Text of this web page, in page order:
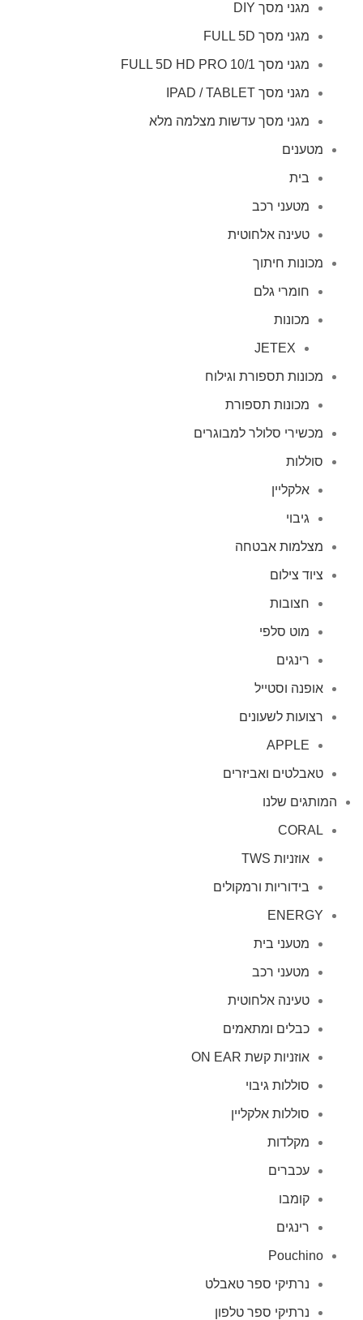
מגני מסך DIY
מגני מסך FULL 5D
מגני מסך FULL 5D HD PRO 10/1
מגני מסך IPAD / TABLET
מגני מסך עדשות מצלמה מלא
מטענים
בית
מטעני רכב
טעינה אלחוטית
מכונות חיתוך
חומרי גלם
מכונות
JETEX
מכונות תספורת וגילוח
מכונות תספורת
מכשירי סלולר למבוגרים
סוללות
אלקליין
גיבוי
מצלמות אבטחה
ציוד צילום
חצובות
מוט סלפי
רינגים
אופנה וסטייל
רצועות לשעונים
APPLE
טאבלטים ואביזרים
המותגים שלנו
CORAL
אוזניות TWS
בידוריות ורמקולים
ENERGY
מטעני בית
מטעני רכב
טעינה אלחוטית
כבלים ומתאמים
אוזניות קשת ON EAR
סוללות גיבוי
סוללות אלקליין
מקלדות
עכברים
קומבו
רינגים
Pouchino
נרתיקי ספר טאבלט
נרתיקי ספר טלפון